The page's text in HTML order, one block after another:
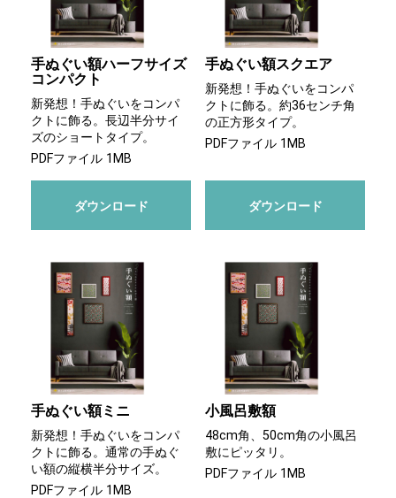
手ぬぐい額ハーフサイズ
コンパクト
新発想！手ぬぐいをコンパ
クトに飾る。長辺半分サイ
ズのショートタイプ。
PDFファイル 1MB
ダウンロード
手ぬぐい額スクエア
新発想！手ぬぐいをコンパ
クトに飾る。約36センチ角
の正方形タイプ。
PDFファイル 1MB
ダウンロード
手ぬぐい額ミニ
新発想！手ぬぐいをコンパ
クトに飾る。通常の手ぬぐ
い額の縦横半分サイズ。
PDFファイル 1MB
小風呂敷額
48cm角、50cm角の小風呂
敷にピッタリ。
PDFファイル 1MB